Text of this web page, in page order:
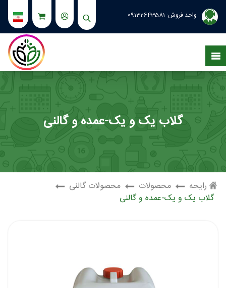
واحد فروش: 09132643581
گلاب یک و یک-عمده و گالنی
رایحه محصولات
محصولات گالنی
گلاب یک و یک-عمده و گالنی